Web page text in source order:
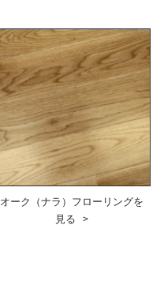
オーク（ナラ）フローリングを
見る